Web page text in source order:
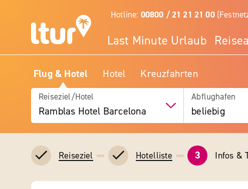
Hotline: 00800 / 21 21 21 00
Last Minute Urlaub
Flug & Hotel Hotel Kreuzfahrten
Reiseziel/Hotel
Ramblas Hotel Barcelona
Abflughafen
beliebig
Reiseziel Hotelliste 3 Infos &